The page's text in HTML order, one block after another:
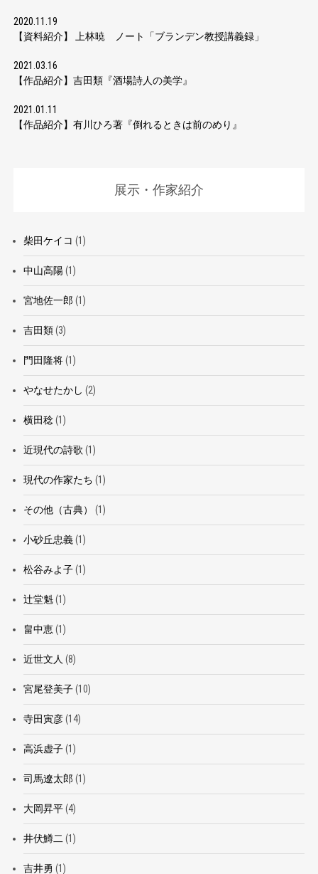
2020.11.19
【資料紹介】 上林暁 ノート「ブランデン教授講義録」
2021.03.16
【作品紹介】吉田類『酒場詩人の美学』
2021.01.11
【作品紹介】有川ひろ著『倒れるときは前のめり』
展示・作家紹介
柴田ケイコ (1)
中山高陽(1)
宮地佐一郎 (1)
吉田類(3)
門田隆将(1)
やなせたかし (2)
横田稔(1)
近現代の詩歌 (1)
現代の作家たち (1)
その他（古典） (1)
小砂丘忠義(1)
松谷みよ子(1)
辻堂魁(1)
畠中恵(1)
近世文人 (8)
宮尾登美子(10)
寺田寅彦(14)
高浜虚子(1)
司馬遼太郎 (1)
大岡昇平(4)
井伏鱒二 (1)
吉井勇 (1)